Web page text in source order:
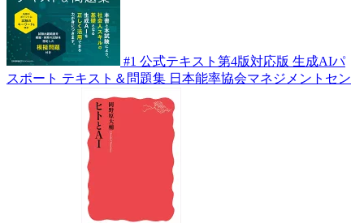
#1 公式テキスト第4版対応版 生成AIパ
スポート テキスト＆問題集 日本能率協会マネジメントセン